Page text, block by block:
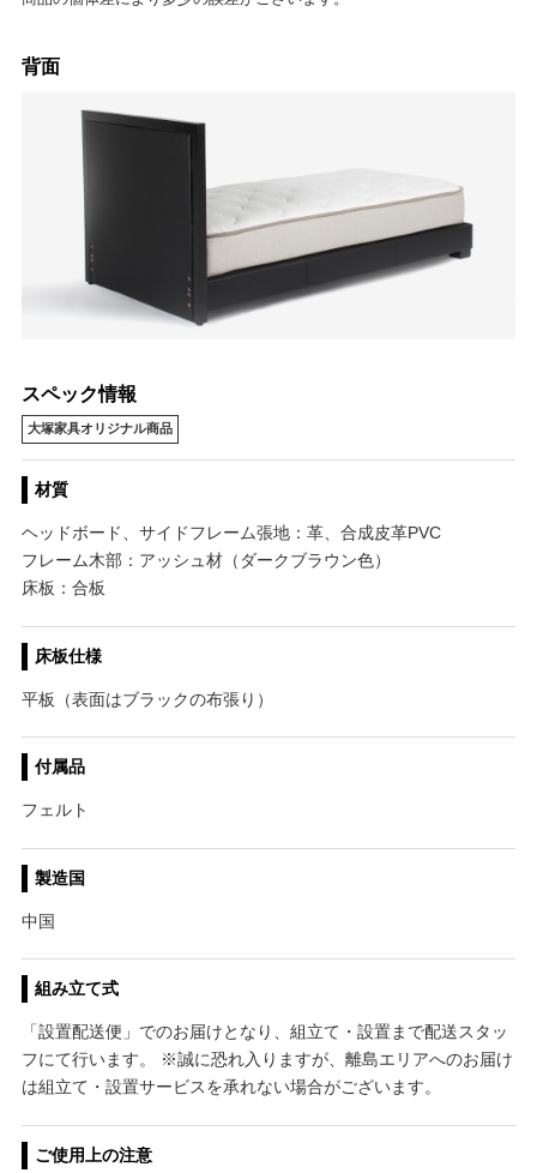
背面
スペック情報
大塚家具オリジナル商品
材質
ヘッドボード、サイドフレーム張地：革、合成皮革PVC
フレーム木部：アッシュ材（ダークブラウン色）
床板：合板
床板仕様
平板（表面はブラックの布張り）
付属品
フェルト
製造国
中国
組み立て式
「設置配送便」でのお届けとなり、組立て・設置まで配送スタッ
フにて行います。 ※誠に恐れ入りますが、離島エリアへのお届け
は組立て・設置サービスを承れない場合がございます。
ご使用上の注意